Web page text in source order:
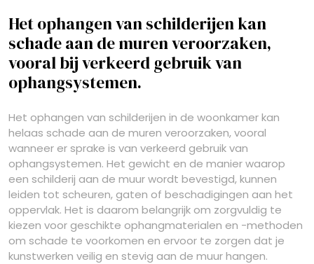
Het ophangen van schilderijen kan
schade aan de muren veroorzaken,
vooral bij verkeerd gebruik van
ophangsystemen.
Het ophangen van schilderijen in de woonkamer kan
helaas schade aan de muren veroorzaken, vooral
wanneer er sprake is van verkeerd gebruik van
ophangsystemen. Het gewicht en de manier waarop
een schilderij aan de muur wordt bevestigd, kunnen
leiden tot scheuren, gaten of beschadigingen aan het
oppervlak. Het is daarom belangrijk om zorgvuldig te
kiezen voor geschikte ophangmaterialen en -methoden
om schade te voorkomen en ervoor te zorgen dat je
kunstwerken veilig en stevig aan de muur hangen.